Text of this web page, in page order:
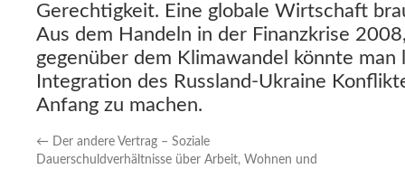
Gerechtigkeit. Eine globale Wirtschaft
Aus dem Handeln in der Finanzkrise
gegenüber dem Klimawandel könnte man
Integration des Russland-Ukraine
Anfang zu machen.
← Der andere Vertrag – Soziale
Dauerschuldverhältnisse über Arbeit, Wohnen und